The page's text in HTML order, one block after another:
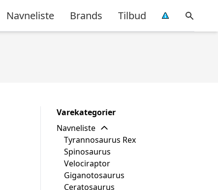
Navneliste Brands Tilbud
Varekategorier
Navneliste
Tyrannosaurus Rex
Spinosaurus
Velociraptor
Giganotosaurus
Ceratosaurus